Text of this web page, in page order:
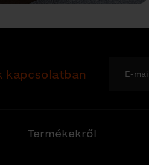
kapcsolatban
Termékekről